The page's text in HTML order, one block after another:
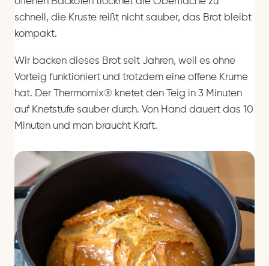
schnell, die Kruste reißt nicht sauber, das Brot bleibt
kompakt.
Wir backen dieses Brot seit Jahren, weil es ohne
Vorteig funktioniert und trotzdem eine offene Krume
hat. Der Thermomix® knetet den Teig in 3 Minuten
auf Knetstufe sauber durch. Von Hand dauert das 10
Minuten und man braucht Kraft.